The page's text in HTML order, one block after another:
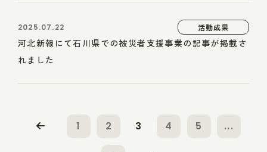
2025.07.22 活動成果
河北新報にて石川県での被災者支援事業の記事が掲載さ
れました
1 2 3 4 5 ...